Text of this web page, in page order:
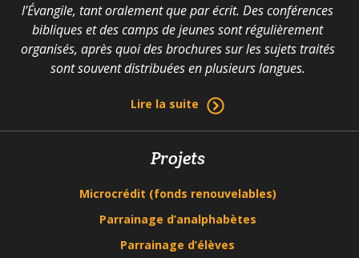
l’Évangile, tant oralement que par écrit. Des conférences
bibliques et des camps de jeunes sont régulièrement
organisés, après quoi des brochures sur les sujets traités
sont souvent distribuées en plusieurs langues.
Lire la suite
Projets
Microcrédit (fonds renouvelables)
Parrainage d’analphabètes
Parrainage d’élèves